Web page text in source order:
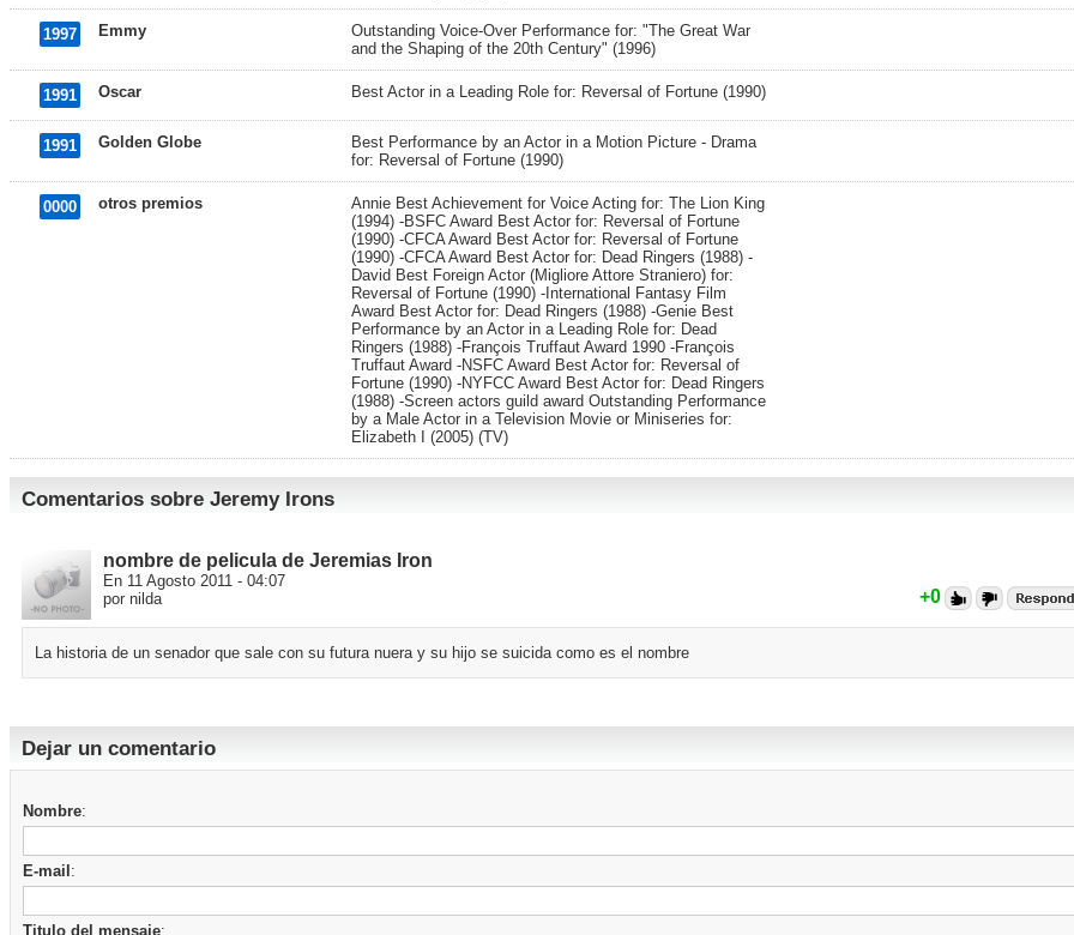
1997 Emmy
Outstanding Voice-Over Performance for: "The Great War
and the Shaping of the 20th Century" (1996)
1991 Oscar Best Actor in a Leading Role for: Reversal of Fortune (1990)
1991 Golden Globe
Best Performance by an Actor in a Motion Picture - Drama
for: Reversal of Fortune (1990)
0000 otros premios
Annie Best Achievement for Voice Acting for: The Lion King
(1994) -BSFC Award Best Actor for: Reversal of Fortune
(1990) -CFCA Award Best Actor for: Reversal of Fortune
(1990) -CFCA Award Best Actor for: Dead Ringers (1988) -
David Best Foreign Actor (Migliore Attore Straniero) for:
Reversal of Fortune (1990) -International Fantasy Film
Award Best Actor for: Dead Ringers (1988) -Genie Best
Performance by an Actor in a Leading Role for: Dead
Ringers (1988) -François Truffaut Award 1990 -François
Truffaut Award -NSFC Award Best Actor for: Reversal of
Fortune (1990) -NYFCC Award Best Actor for: Dead Ringers
(1988) -Screen actors guild award Outstanding Performance
by a Male Actor in a Television Movie or Miniseries for:
Elizabeth I (2005) (TV)
Comentarios sobre Jeremy Irons
nombre de pelicula de Jeremias Iron
En 11 Agosto 2011 - 04:07
por nilda
+0
La historia de un senador que sale con su futura nuera y su hijo se suicida como es el nombre
Dejar un comentario
Nombre:
E-mail :
Titulo del mensaje: